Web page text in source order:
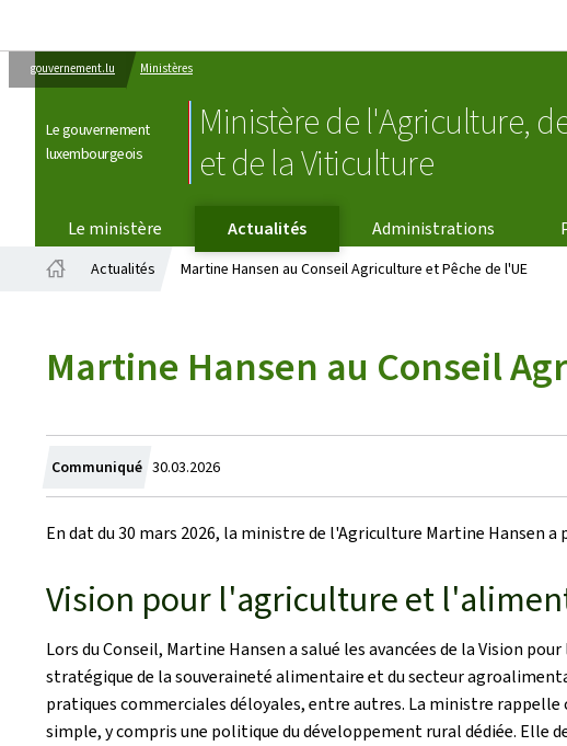
gouvernement.lu Ministères
Le gouvernement
luxembourgeois
Ministère de l'Agriculture,
et de la Viticulture
Le ministère Actualités Administrations
Actualités Martine Hansen au Conseil Agriculture et Pêche de l'UE
Martine Hansen au Conseil
Communiqué Crée
le
30.03.2026
En dat du 30 mars 2026, la ministre de l'Agriculture Martine Hansen
Vision pour l'agriculture et
Lors du Conseil, Martine Hansen a salué les avancées de la Vision
stratégique de la souveraineté alimentaire et du secteur
pratiques commerciales déloyales, entre autres. La ministre
simple, y compris une politique du développement rural dédiée. Elle